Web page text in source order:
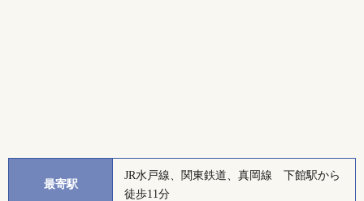
最寄駅
JR水戸線、関東鉄道、真岡線 下館駅から
徒歩11分